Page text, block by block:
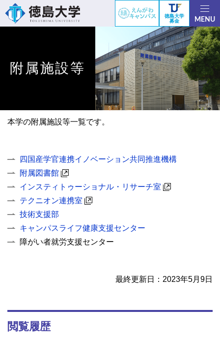
徳島大学
募金
MENU
附属施設等
本学の附属施設等一覧です。
四国産学官連携イノベーション共同推進機構
附属図書館
インスティトゥーショナル・リサーチ室
テクニオン連携室
技術支援部
キャンパスライフ健康支援センター
障がい者就労支援センター
最終更新日：2023年5月9日
閲覧履歴